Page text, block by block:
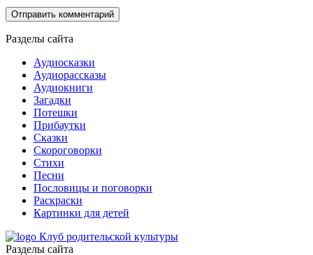
Разделы сайта
Аудиосказки
Аудиорассказы
Аудиокниги
Загадки
Потешки
Прибаутки
Сказки
Скороговорки
Стихи
Песни
Пословицы и поговорки
Раскраски
Картинки для детей
Клуб родительской культуры
Разделы сайта